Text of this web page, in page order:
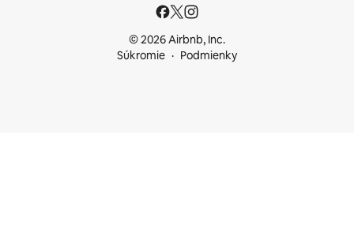
© 2026 Airbnb, Inc.
Súkromie
Podmienky